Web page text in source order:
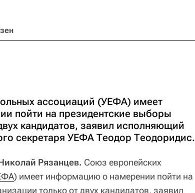
ассоциаций (УЕФА) имеет
пойти на президентские выборы
кандидатов, заявил исполняющий
секретаря УЕФА Теодор Теодоридис.
Рязанцев. Союз европейских
) имеет информацию о намерении пойти на
только от двух кандидатов, заявил